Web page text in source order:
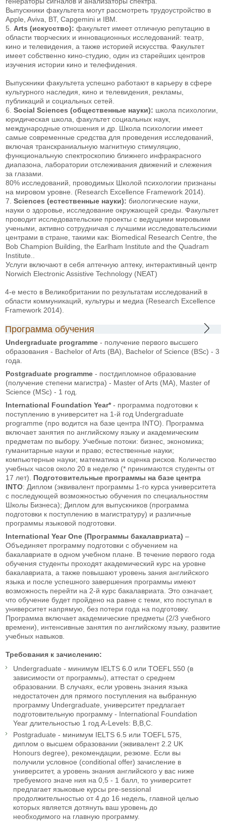
Выпускники факультета могут рассмотреть трудоустройство в
Apple, Aviva, BT, Capgemini и IBM.
5. Arts (искусство): факультет имеет отличную репутацию в
области творческих и инновационных исследований: театр,
кино и телевидения, а также историей искусства. Факультет
имеет собственно кино-студию, один из старейших центров
изучения истории кино и телефидения.
Выпускники факультета успешно работают в карьеру в сфере
культурного наследия, кино и телевидения, рекламы,
публикаций и социальных сетей.
6. Social Sciences (общественные науки): школа психологии,
юридическая школа, факультет социальных наук,
международные отношения и др. Школа психологии имеет
самые современные средства для проведения исследований,
включая транскраниальную магнитную стимуляцию,
функциональную спектроскопию ближнего инфракрасного
диапазона, лаборатории отслеживания движений и слежения
за глазами.
80% исследований, проводимых Школой психологии признаны
на мировом уровне. (Research Excellence Framework 2014).
7. Sciences (естественные науки): биологические науки,
науки о здоровье, исследование окружающей среды. Факультет
проводит исследовательские проекты с ведущими мировыми
учеными, активно сотрудничая с лучшими исследовательсикми
центрами в стране, такими как: Biomedical Research Centre, the
Bob Champion Building, the Earlham Institute and the Quadram
Institute..
Услуги включают в себя аптечную аптеку, интерактивный центр
Norwich Electronic Assistive Technology (NEAT)
4-е место в Великобритании по результатам исследований в
области коммуникаций, культуры и медиа (Research Excellence
Framework 2014).
Программа обучения
Undergraduate programme - получение первого высшего
образования - Bachelor of Arts (BA), Bachelor of Science (BSc) - 3
года.
Postgraduate programme - постдипломное образование
(получение степени магистра) - Master of Arts (MA), Master of
Science (MSc) - 1 год.
International Foundation Year*- программа подготовки к
поступлению в университет на 1-й год Undergraduate
programme (про водится на базе центра INTO). Программа
включает занятия по английскому языку и академическим
предметам по выбору. Учебные потоки: бизнес, экономика;
гуманитарные науки и право; естественные науки;
компьютерные науки; математика и оценка рисков. Количество
учебных часов около 20 в неделю (* принимаются студенты от
17 лет). Подготовительные программы на базе центра
INTO: Диплом (эквивалент программы 1-го курса университета
с последующей возможностью обучения по специальностям
Школы Бизнеса); Диплом для выпускников (программа
подготовки к поступлению в магистратуру) и различные
программы языковой подготовки.
International Year One (Программы бакалавриата) –
Объединяет программу подготовки с обучением на
бакалавриате в одном учебном плане. В течение первого года
обучения студенты проходят академический курс на уровне
бакалавриата, а также повышают уровень зания английского
языка и после успешного завершения программы имеют
возможность перейти на 2-й курс бакалавриата. Это означает,
что обучение будет пройдено на равне с теми, кто поступал в
университет напрямую, без потери года на подготовку.
Программа включает академические предметы (2/3 учебного
времени), интенсивные занятия по английскому языку, развитие
учебных навыков.
Требования к зачислению:
Undergraduate - минимум IELTS 6.0 или TOEFL 550 (в
зависимости от программы), аттестат о среднем
образовании. В случаях, если уровень знания языка
недостаточен для прямого поступления на выбранную
программу Undergraduate, университет предлагает
подготовительную программу - International Foundation
Year длительностью 1 год.A-Levels: B,B,C.
Postgraduate - минимум IELTS 6.5 или TOEFL 575,
диплом о высшем образовании (эквивалент 2.2 UK
Honours degree), рекомендации, резюме. Если вы
получили условное (conditional offer) зачисление в
университет, а уровень знания английского у вас ниже
требуемого значе ния на 0,5 - 1 балл, то университет
предлагает языковые курсы pre-sessional
продолжительностью от 4 до 16 недель, главной целью
которых является дотянуть ваш уровень до
необходимого на главную программу.